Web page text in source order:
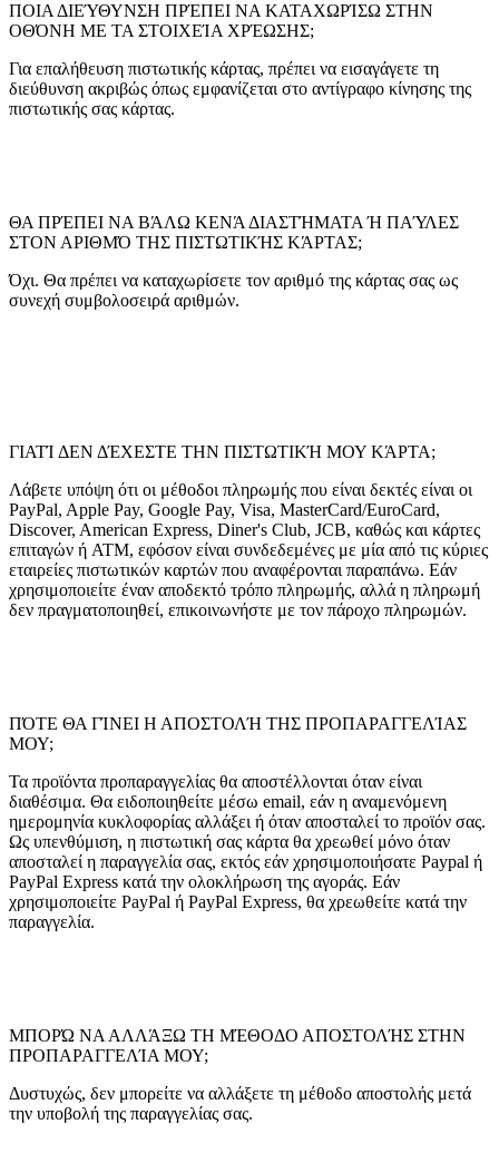
ΠΟΙΑ ΔΙΕΎΘΥΝΣΗ ΠΡΈΠΕΙ ΝΑ ΚΑΤΑΧΩΡΊΣΩ ΣΤΗΝ
ΟΘΌΝΗ ΜΕ ΤΑ ΣΤΟΙΧΕΊΑ ΧΡΈΩΣΗΣ;
Για επαλήθευση πιστωτικής κάρτας, πρέπει να εισαγάγετε τη
διεύθυνση ακριβώς όπως εμφανίζεται στο αντίγραφο κίνησης της
πιστωτικής σας κάρτας.
ΘΑ ΠΡΈΠΕΙ ΝΑ ΒΆΛΩ ΚΕΝΆ ΔΙΑΣΤΉΜΑΤΑ Ή ΠΑΎΛΕΣ
ΣΤΟΝ ΑΡΙΘΜΌ ΤΗΣ ΠΙΣΤΩΤΙΚΉΣ ΚΆΡΤΑΣ;
Όχι. Θα πρέπει να καταχωρίσετε τον αριθμό της κάρτας σας ως
συνεχή συμβολοσειρά αριθμών.
ΓΙΑΤΊ ΔΕΝ ΔΈΧΕΣΤΕ ΤΗΝ ΠΙΣΤΩΤΙΚΉ ΜΟΥ ΚΆΡΤΑ;
Λάβετε υπόψη ότι οι μέθοδοι πληρωμής που είναι δεκτές είναι οι
PayPal, Apple Pay, Google Pay, Visa, MasterCard/EuroCard,
Discover, American Express, Diner's Club, JCB, καθώς και κάρτες
επιταγών ή ATM, εφόσον είναι συνδεδεμένες με μία από τις κύριες
εταιρείες πιστωτικών καρτών που αναφέρονται παραπάνω. Εάν
χρησιμοποιείτε έναν αποδεκτό τρόπο πληρωμής, αλλά η πληρωμή
δεν πραγματοποιηθεί, επικοινωνήστε με τον πάροχο πληρωμών.
ΠΌΤΕ ΘΑ ΓΊΝΕΙ Η ΑΠΟΣΤΟΛΉ ΤΗΣ ΠΡΟΠΑΡΑΓΓΕΛΊΑΣ
ΜΟΥ;
Τα προϊόντα προπαραγγελίας θα αποστέλλονται όταν είναι
διαθέσιμα. Θα ειδοποιηθείτε μέσω email, εάν η αναμενόμενη
ημερομηνία κυκλοφορίας αλλάξει ή όταν αποσταλεί το προϊόν σας.
Ως υπενθύμιση, η πιστωτική σας κάρτα θα χρεωθεί μόνο όταν
αποσταλεί η παραγγελία σας, εκτός εάν χρησιμοποιήσατε Paypal ή
PayPal Express κατά την ολοκλήρωση της αγοράς. Εάν
χρησιμοποιείτε PayPal ή PayPal Express, θα χρεωθείτε κατά την
παραγγελία.
ΜΠΟΡΏ ΝΑ ΑΛΛΆΞΩ ΤΗ ΜΈΘΟΔΟ ΑΠΟΣΤΟΛΉΣ ΣΤΗΝ
ΠΡΟΠΑΡΑΓΓΕΛΊΑ ΜΟΥ;
Δυστυχώς, δεν μπορείτε να αλλάξετε τη μέθοδο αποστολής μετά
την υποβολή της παραγγελίας σας.